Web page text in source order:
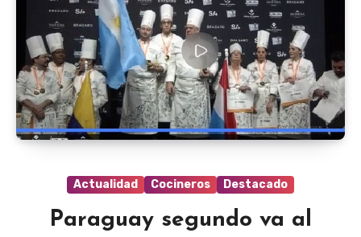
Actualidad Cocineros Destacado
Paraguay segundo va al